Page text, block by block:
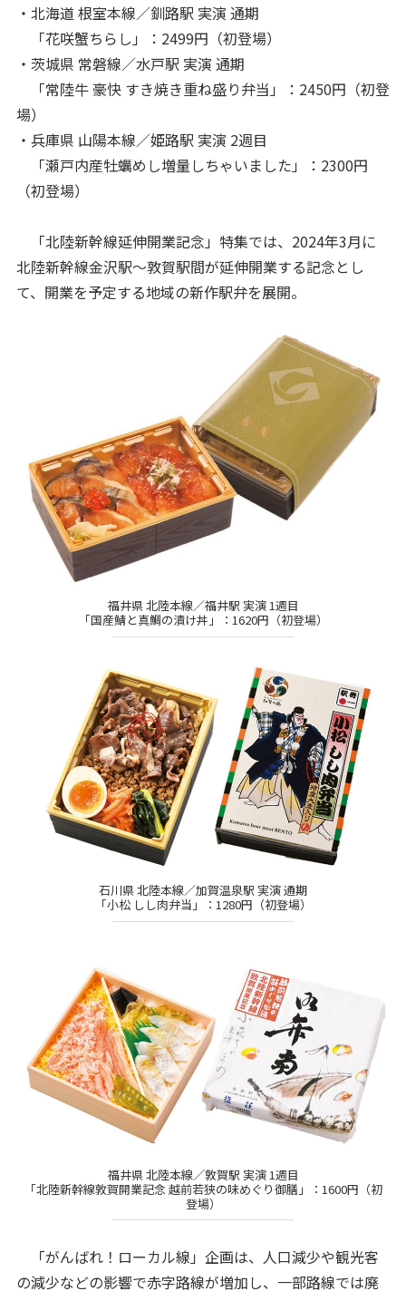
・北海道 根室本線／釧路駅 実演 通期
「花咲蟹ちらし」：2499円（初登場）
・茨城県 常磐線／水戸駅 実演 通期
「常陸牛 豪快 すき焼き重ね盛り弁当」：2450円（初登
場）
・兵庫県 山陽本線／姫路駅 実演 2週目
「瀬戸内産牡蠣めし増量しちゃいました」：2300円
（初登場）
「北陸新幹線延伸開業記念」特集では、2024年3月に
北陸新幹線金沢駅～敦賀駅間が延伸開業する記念とし
て、開業を予定する地域の新作駅弁を展開。
福井県 北陸本線／福井駅 実演 1週目
「国産鯖と真鯛の漬け丼」：1620円（初登場）
石川県 北陸本線／加賀温泉駅 実演 通期
「小松 しし肉弁当」：1280円（初登場）
福井県 北陸本線／敦賀駅 実演 1週目
「北陸新幹線敦賀開業記念 越前若狭の味めぐり御膳」：1600円（初
登場）
「がんばれ！ローカル線」企画は、人口減少や観光客
の減少などの影響で赤字路線が増加し、一部路線では廃